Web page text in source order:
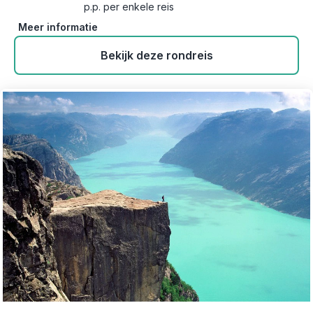
p.p. per enkele reis
Meer informatie
Bekijk deze rondreis